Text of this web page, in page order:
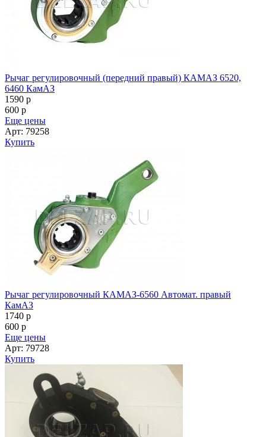
Рычаг регулировочный (передний правый) КАМАЗ 6520,
6460 КамАЗ
1590 p
600 p
Еще цены
Арт: 79258
Купить
Рычаг регулировочный КАМАЗ-6560 Автомат. правый
КамАЗ
1740 p
600 p
Еще цены
Арт: 79728
Купить